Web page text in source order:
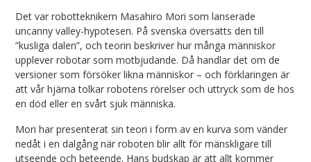
Det var robotteknikern Masahiro Mori som lanserade
uncanny valley-hypotesen. På svenska översätts den till
”kusliga dalen”, och teorin beskriver hur många människor
upplever robotar som motbjudande. Då handlar det om de
versioner som försöker likna människor – och förklaringen är
att vår hjärna tolkar robotens rörelser och uttryck som de hos
en död eller en svårt sjuk människa.
Mori har presenterat sin teori i form av en kurva som vänder
nedåt i en dalgång när roboten blir allt för mänskligare till
utseende och beteende. Hans budskap är att allt kommer